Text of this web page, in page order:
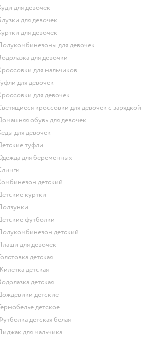
Худи для девочек
Блузки для девочек
Куртки для девочек
Полукомбинезоны для девочек
Водолазка для девочки
Кроссовки для мальчиков
Туфли для девочек
Кроссовки для девочек
Светящиеся кроссовки для девочек с зарядкой
Домашняя обувь для девочек
Кеды для девочек
Детские туфли
Одежда для беременных
Слинги
Комбинезон детский
Детские куртки
Ползунки
Детские футболки
Полукомбинезон детский
Плащи для девочек
Толстовка детская
Жилетка детская
Водолазка детская
Дождевики детские
Термобелье детское
Футболка детская белая
Пиджак для мальчика